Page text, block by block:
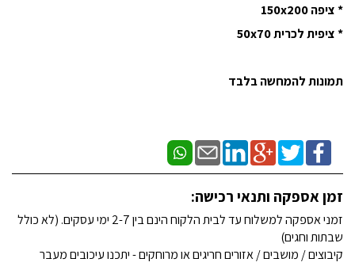
* ציפה 150x200
* ציפית לכרית 50x70
תמונות להמחשה בלבד
זמן אספקה ותנאי רכישה:
זמני אספקה למשלוח עד לבית הלקוח הינם בין 2-7 ימי עסקים. (לא כולל
שבתות וחגים)
קיבוצים / מושבים / אזורים חריגים או מרוחקים - יתכנו עיכובים מעבר